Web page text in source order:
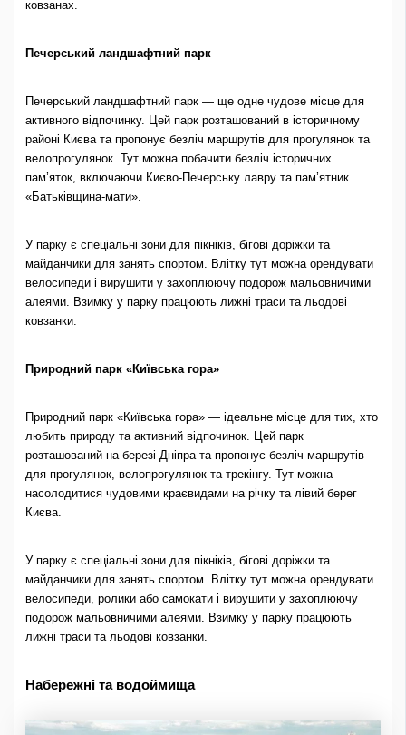
ковзанах.
Печерський ландшафтний парк
Печерський ландшафтний парк — ще одне чудове місце для
активного відпочинку. Цей парк розташований в історичному
районі Києва та пропонує безліч маршрутів для прогулянок та
велопрогулянок. Тут можна побачити безліч історичних
пам’яток, включаючи Києво-Печерську лавру та пам’ятник
«Батьківщина-мати».
У парку є спеціальні зони для пікніків, бігові доріжки та
майданчики для занять спортом. Влітку тут можна орендувати
велосипеди і вирушити у захоплюючу подорож мальовничими
алеями. Взимку у парку працюють лижні траси та льодові
ковзанки.
Природний парк «Київська гора»
Природний парк «Київська гора» — ідеальне місце для тих, хто
любить природу та активний відпочинок. Цей парк
розташований на березі Дніпра та пропонує безліч маршрутів
для прогулянок, велопрогулянок та трекінгу. Тут можна
насолодитися чудовими краєвидами на річку та лівий берег
Києва.
У парку є спеціальні зони для пікніків, бігові доріжки та
майданчики для занять спортом. Влітку тут можна орендувати
велосипеди, ролики або самокати і вирушити у захоплюючу
подорож мальовничими алеями. Взимку у парку працюють
лижні траси та льодові ковзанки.
Набережні та водоймища